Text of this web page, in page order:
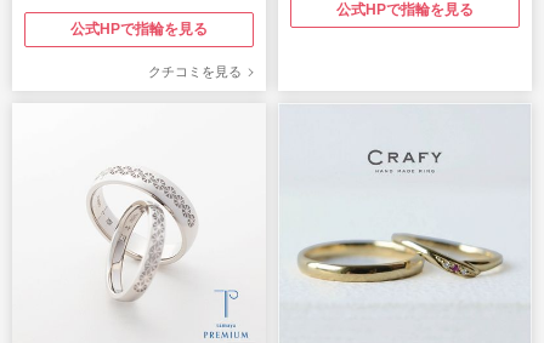
公式HPで指輪を見る
クチコミを見る
公式HPで指輪を見る